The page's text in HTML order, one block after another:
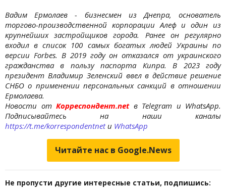
Вадим Ермолаев - бизнесмен из Днепра, основатель
торгово-производственной корпорации Алеф и один из
крупнейших застройщиков города. Ранее он регулярно
входил в список 100 самых богатых людей Украины по
версии Forbes. В 2019 году он отказался от украинского
гражданства в пользу паспорта Кипра. В 2023 году
президент Владимир Зеленский ввел в действие решение
СНБО о применении персональных санкций в отношении
Ермолаева.
Новости отКорреспондент.net в Telegram и WhatsApp.
Подписывайтесь на наши каналы
https://t.me/korrespondentnetи WhatsApp
Читайте нас в Google.News
Не пропусти другие интересные статьи, подпишись: